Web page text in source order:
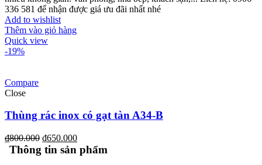
336 581 để nhận được giá ưu đãi nhất nhé
Add to wishlist
Thêm vào giỏ hàng
Quick view
-19%
Compare
Close
Thùng rác inox có gạt tàn A34-B
₫800.000 ₫650.000
Thông tin sản phẩm